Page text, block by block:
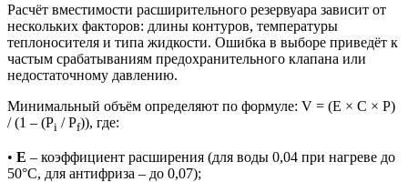
Расчёт вместимости расширительного резервуара зависит от
нескольких факторов: длины контуров, температуры
теплоносителя и типа жидкости. Ошибка в выборе приведёт к
частым срабатываниям предохранительного клапана или
недостаточному давлению.
Минимальный объём определяют по формуле: V = (E × C × P)
/ (1 – (Pi / Pf)), где:
• E – коэффициент расширения (для воды 0,04 при нагреве до
50°C, для антифриза – до 0,07);